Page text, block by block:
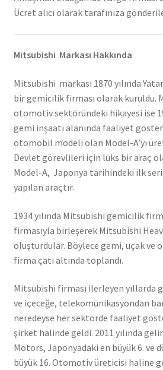
Ücret alıcı olarak tarafınıza
Mitsubishi Markası Hakkında
Mitsubishi markası 1870 yılında
bir gemicilik firması olarak kuruldu.
otomotiv sektöründeki hikayesi ise
gemi inşaatı alanında faaliyet
otomobil modeli olan Model-A’yı
Devlet görevlileri için lüks bir araç
Model-A, Japonya tarihindeki ilk
yapılan araçtır.
1934 yılında Mitsubishi gemicilik
firmasıyla birleşerek Mitsubishi
oluşturdular. Böylece gemi, uçak ve
firma çatı altında toplandı.
Mitsubishi firması ilerleyen yıllarda
ve içeceğe, telekomünikasyondan
neredeyse her sektörde faaliyet
şirket halinde geldi. 2011 yılında
Motors, Japonyadaki en büyük 6. ve
büyük 16. Otomotiv üreticisi haline